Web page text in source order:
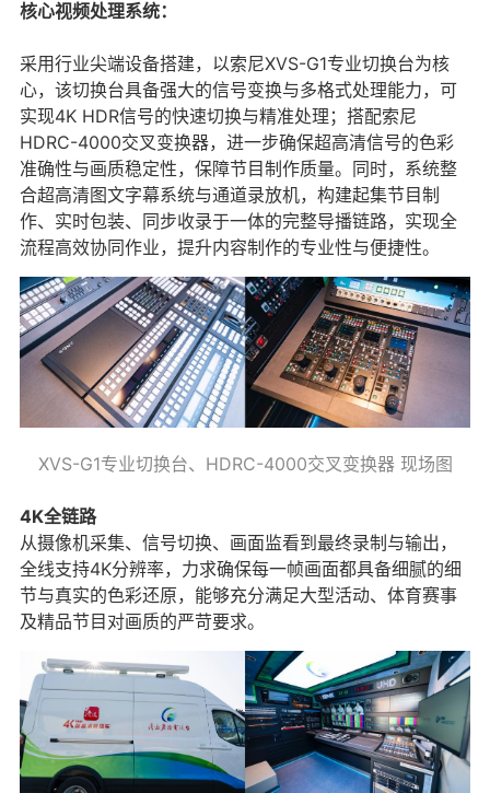
核心视频处理系统：
采用行业尖端设备搭建，以索尼XVS-G1专业切换台为核
心，该切换台具备强大的信号变换与多格式处理能力，可
实现4K HDR信号的快速切换与精准处理；搭配索尼
HDRC-4000交叉变换器，进一步确保超高清信号的色彩
准确性与画质稳定性，保障节目制作质量。同时，系统整
合超高清图文字幕系统与通道录放机，构建起集节目制
作、实时包装、同步收录于一体的完整导播链路，实现全
流程高效协同作业，提升内容制作的专业性与便捷性。
XVS-G1专业切换台、HDRC-4000交叉变换器 现场图
4K全链路
从摄像机采集、信号切换、画面监看到最终录制与输出，
全线支持4K分辨率，力求确保每一帧画面都具备细腻的细
节与真实的色彩还原，能够充分满足大型活动、体育赛事
及精品节目对画质的严苛要求。